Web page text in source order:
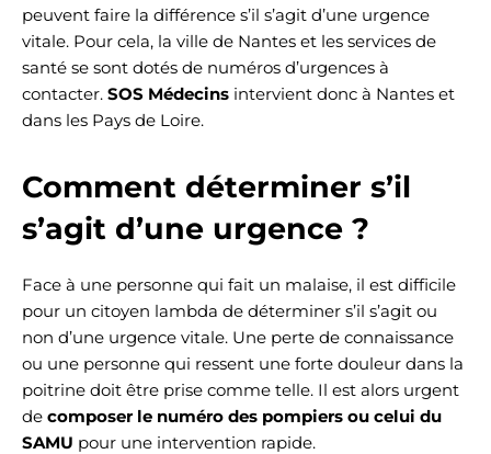
peuvent faire la différence s’il s’agit d’une urgence
vitale. Pour cela, la ville de Nantes et les services de
santé se sont dotés de numéros d’urgences à
contacter. SOS Médecins intervient donc à Nantes et
dans les Pays de Loire.
Comment déterminer s’il
s’agit d’une urgence ?
Face à une personne qui fait un malaise, il est difficile
pour un citoyen lambda de déterminer s’il s’agit ou
non d’une urgence vitale. Une perte de connaissance
ou une personne qui ressent une forte douleur dans la
poitrine doit être prise comme telle. Il est alors urgent
de composer le numéro des pompiers ou celui du
SAMU pour une intervention rapide.